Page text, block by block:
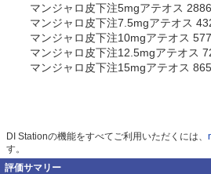
マンジャロ皮下注5mgアテオス
マンジャロ皮下注7.5mgアテオス
マンジャロ皮下注10mgアテオス
マンジャロ皮下注12.5mgアテオス
マンジャロ皮下注15mgアテオス
DI Stationの機能をすべてご利用いただくには、
す。
評価サマリー